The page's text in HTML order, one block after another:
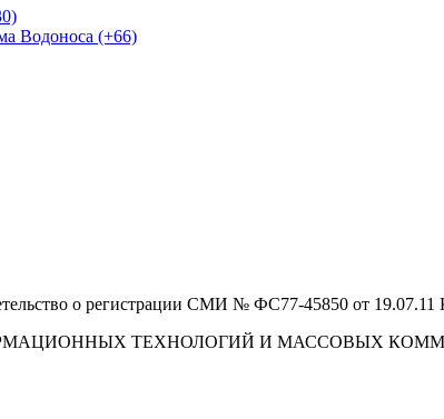
Водоноса (+66)
о регистрации СМИ № ФС77-45850 от
ТЕХНОЛОГИЙ И МАССОВЫХ